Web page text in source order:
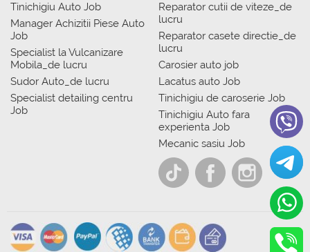
Tinichigiu Auto Job
Manager Achizitii Piese Auto
Job
Specialist la Vulcanizare
Mobila_de lucru
Sudor Auto_de lucru
Specialist detailing centru
Job
Reparator cutii de viteze_de
lucru
Reparator casete directie_de
lucru
Carosier auto job
Lacatus auto Job
Tinichigiu de caroserie Job
Tinichigiu Auto fara
experienta Job
Mecanic sasiu Job